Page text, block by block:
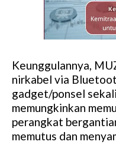
Keunggulannya,
nirkabel via
gadget/ponsel
memungkinkan
perangkat
memutus dan